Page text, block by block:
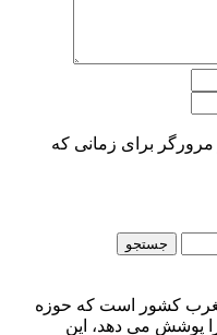
مرورگر برای زمانی که
کشور است که حوزه
پوشش می دهد، این